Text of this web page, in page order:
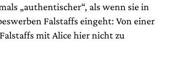
„authentischer“, als wenn sie in
Falstaffs eingeht: Von einer
mit Alice hier nicht zu